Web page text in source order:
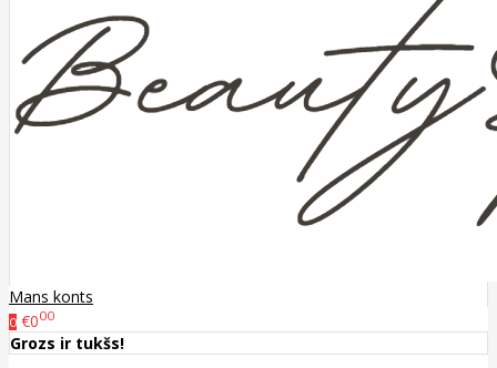
Mans konts
0 €000
Grozs ir tukšs!